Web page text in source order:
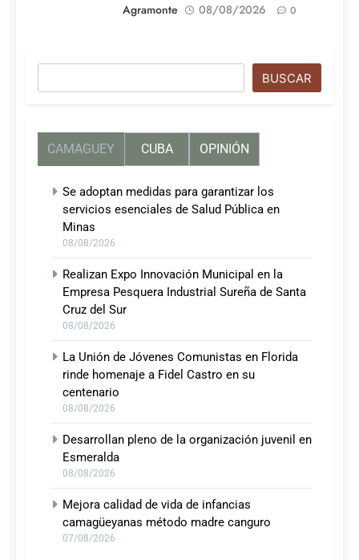
Agramonte
08/08/2026 0
BUSCAR
CAMAGUEY CUBA OPINIÓN
Se adoptan medidas para garantizar los
servicios esenciales de Salud Pública en
Minas
08/08/2026
Realizan Expo Innovación Municipal en la
Empresa Pesquera Industrial Sureña de Santa
Cruz del Sur
08/08/2026
La Unión de Jóvenes Comunistas en Florida
rinde homenaje a Fidel Castro en su
centenario
08/08/2026
Desarrollan pleno de la organización juvenil en
Esmeralda
08/08/2026
Mejora calidad de vida de infancias
camagüeyanas método madre canguro
07/08/2026